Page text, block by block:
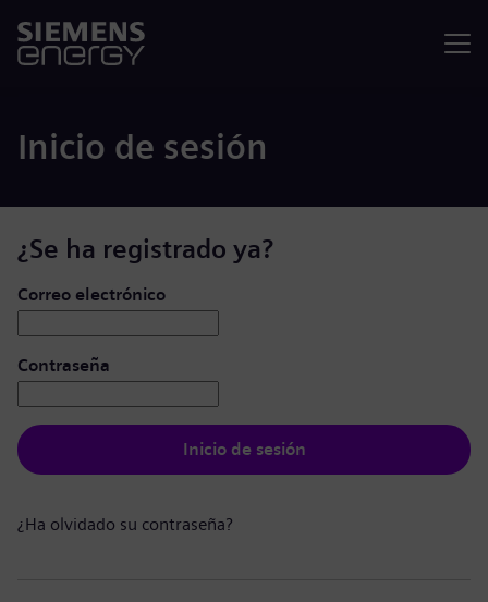
Inicio de sesión
¿Se ha registrado ya?
Iniciar de sesión: usuario y contraseña
Correo electrónico
Contraseña
Inicio de sesión
¿Ha olvidado su contraseña?